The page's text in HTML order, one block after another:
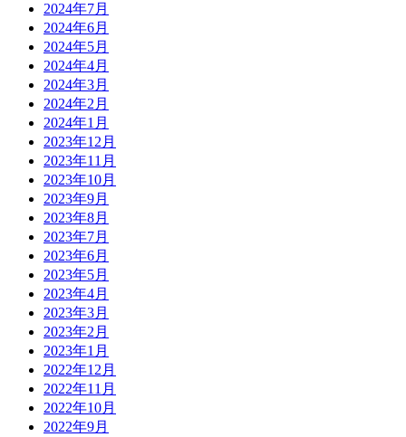
2024年7月
2024年6月
2024年5月
2024年4月
2024年3月
2024年2月
2024年1月
2023年12月
2023年11月
2023年10月
2023年9月
2023年8月
2023年7月
2023年6月
2023年5月
2023年4月
2023年3月
2023年2月
2023年1月
2022年12月
2022年11月
2022年10月
2022年9月